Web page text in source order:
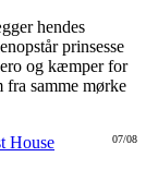
hendes
prinsesse
og kæmper for
fra samme mørke
07/08
House